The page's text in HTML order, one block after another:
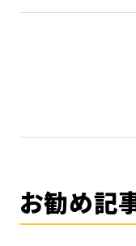
お勧め記